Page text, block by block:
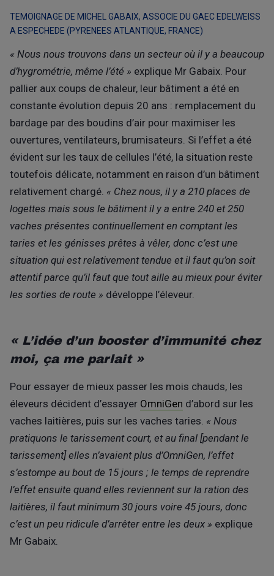
TEMOIGNAGE DE MICHEL GABAIX, ASSOCIE DU GAEC EDELWEISS
A ESPECHEDE (PYRENEES ATLANTIQUE, FRANCE)
« Nous nous trouvons dans un secteur où il y a beaucoup
d’hygrométrie, même l’été » explique Mr Gabaix. Pour
pallier aux coups de chaleur, leur bâtiment a été en
constante évolution depuis 20 ans : remplacement du
bardage par des boudins d’air pour maximiser les
ouvertures, ventilateurs, brumisateurs. Si l’effet a été
évident sur les taux de cellules l’été, la situation reste
toutefois délicate, notamment en raison d’un bâtiment
relativement chargé. « Chez nous, il y a 210 places de
logettes mais sous le bâtiment il y a entre 240 et 250
vaches présentes continuellement en comptant les
taries et les génisses prêtes à vêler, donc c’est une
situation qui est relativement tendue et il faut qu’on soit
attentif parce qu’il faut que tout aille au mieux pour éviter
les sorties de route » développe l’éleveur.
« L’idée d’un booster d’immunité chez
moi, ça me parlait »
Pour essayer de mieux passer les mois chauds, les
éleveurs décident d’essayer OmniGen d’abord sur les
vaches laitières, puis sur les vaches taries. « Nous
pratiquons le tarissement court, et au final [pendant le
tarissement] elles n’avaient plus d’OmniGen, l’effet
s’estompe au bout de 15 jours ; le temps de reprendre
l’effet ensuite quand elles reviennent sur la ration des
laitières, il faut minimum 30 jours voire 45 jours, donc
c’est un peu ridicule d’arrêter entre les deux » explique
Mr Gabaix.